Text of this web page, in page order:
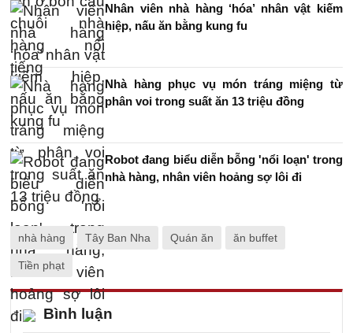
Nhân viên nhà hàng ‘hóa’ nhân vật kiếm
hiệp, nấu ăn bằng kung fu
Nhà hàng phục vụ món tráng miệng từ
phân voi trong suất ăn 13 triệu đồng
Robot đang biểu diễn bỗng 'nổi loạn' trong
nhà hàng, nhân viên hoảng sợ lôi đi
nhà hàng Tây Ban Nha Quán ăn ăn buffet
Tiền phạt
Bình luận